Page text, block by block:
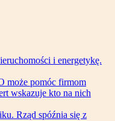
i energetykę.
może pomóc firmom
wskazuje kto na nich
Rząd spóźnia się z